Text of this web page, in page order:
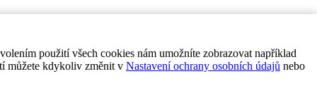
použití všech cookies nám umožníte zobrazovat například
můžete kdykoliv změnit v Nastavení ochrany osobních údajů nebo